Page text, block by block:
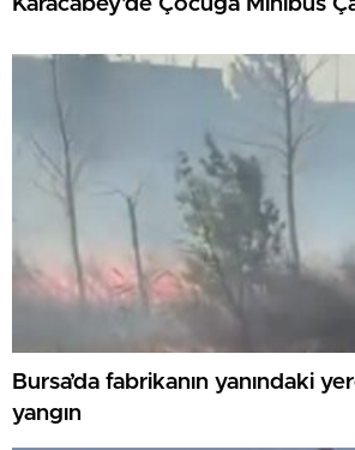
Karacabey’de Çocuğa Minibüs
Bursa’da fabrikanın yanındaki
yangın